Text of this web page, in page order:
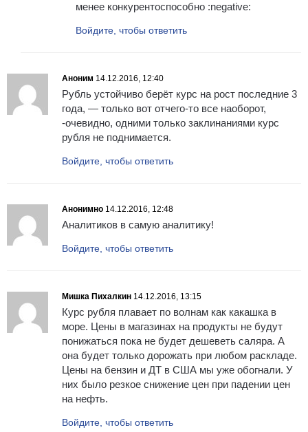
менее конкурентоспособно :negative:
Войдите, чтобы ответить
Аноним 14.12.2016, 12:40
Рубль устойчиво берёт курс на рост последние 3
года, — только вот отчего-то все наоборот,
-очевидно, одними только заклинаниями курс
рубля не поднимается.
Войдите, чтобы ответить
Анонимно 14.12.2016, 12:48
Аналитиков в самую аналитику!
Войдите, чтобы ответить
Мишка Пихалкин 14.12.2016, 13:15
Курс рубля плавает по волнам как какашка в
море. Цены в магазинах на продукты не будут
понижаться пока не будет дешеветь саляра. А
она будет только дорожать при любом раскладе.
Цены на бензин и ДТ в США мы уже обогнали. У
них было резкое снижение цен при падении цен
на нефть.
Войдите, чтобы ответить